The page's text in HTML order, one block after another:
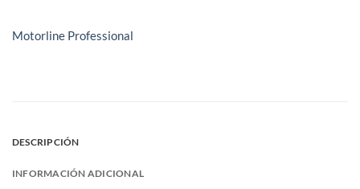
Motorline Professional
DESCRIPCIÓN
INFORMACIÓN ADICIONAL